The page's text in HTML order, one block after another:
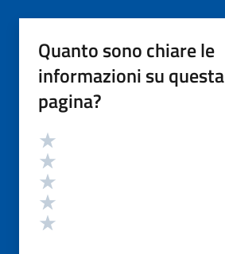
Quanto sono chiare le
informazioni su questa
pagina?
Valutazione